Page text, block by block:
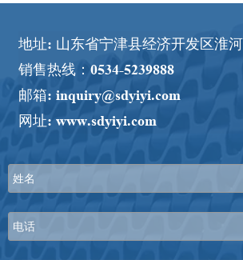
地址: 山东省宁津县经济开发区淮
销售热线：0534-5239888
邮箱: inquiry@sdyiyi.com
网址: www.sdyiyi.com